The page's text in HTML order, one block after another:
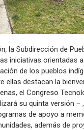
la Subdirección de
iniciativas orientadas
de los pueblos
ellas destacan la
el Congreso
su quinta versión –
de apoyo a
además de